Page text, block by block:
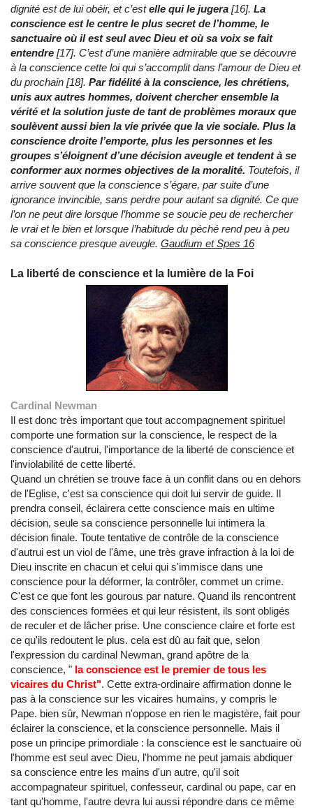
dignité est de lui obéir, et c’estelle qui le jugera [16]. La
conscience est le centre le plus secret de l’homme, le
sanctuaire où il est seul avec Dieu et où sa voix se fait
entendre [17]. C’est d’une manière admirable que se découvre
à la conscience cette loi qui s’accomplit dans l’amour de Dieu et
du prochain [18]. Par fidélité à la conscience, les chrétiens,
unis aux autres hommes, doivent chercher ensemble la
vérité et la solution juste de tant de problèmes moraux que
soulèvent aussi bien la vie privée que la vie sociale. Plus la
conscience droite l’emporte, plus les personnes et les
groupes s’éloignent d’une décision aveugle et tendent à se
conformer aux normes objectives de la moralité. Toutefois, il
arrive souvent que la conscience s’égare, par suite d’une
ignorance invincible, sans perdre pour autant sa dignité. Ce que
l’on ne peut dire lorsque l’homme se soucie peu de rechercher
le vrai et le bien et lorsque l’habitude du péché rend peu à peu
sa conscience presque aveugle. Gaudium et Spes 16
La liberté de conscience et la lumière de la Foi
Cardinal Newman
Il est donc très important que tout accompagnement spirituel
comporte une formation sur la conscience, le respect de la
conscience d'autrui, l'importance de la liberté de conscience et
l'inviolabilité de cette liberté.
Quand un chrétien se trouve face à un conflit dans ou en dehors
de l'Eglise, c'est sa conscience qui doit lui servir de guide. Il
prendra conseil, éclairera cette conscience mais en ultime
décision, seule sa conscience personnelle lui intimera la
décision finale. Toute tentative de contrôle de la conscience
d'autrui est un viol de l'âme, une très grave infraction à la loi de
Dieu inscrite en chacun et celui qui s'immisce dans une
conscience pour la déformer, la contrôler, commet un crime.
C'est ce que font les gourous par nature. Quand ils rencontrent
des consciences formées et qui leur résistent, ils sont obligés
de reculer et de lâcher prise. Une conscience claire et forte est
ce qu'ils redoutent le plus. cela est dû au fait que, selon
l'expression du cardinal Newman, grand apôtre de la
conscience, " la conscience est le premier de tous les
vicaires du Christ". Cette extra-ordinaire affirmation donne le
pas à la conscience sur les vicaires humains, y compris le
Pape. bien sûr, Newman n'oppose en rien le magistère, fait pour
éclairer la conscience, et la conscience personnelle. Mais il
pose un principe primordiale : la conscience est le sanctuaire où
l'homme est seul avec Dieu, l'homme ne peut jamais abdiquer
sa conscience entre les mains d'un autre, qu'il soit
accompagnateur spirituel, confesseur, cardinal ou pape, car en
tant qu'homme, l'autre devra lui aussi répondre dans ce même